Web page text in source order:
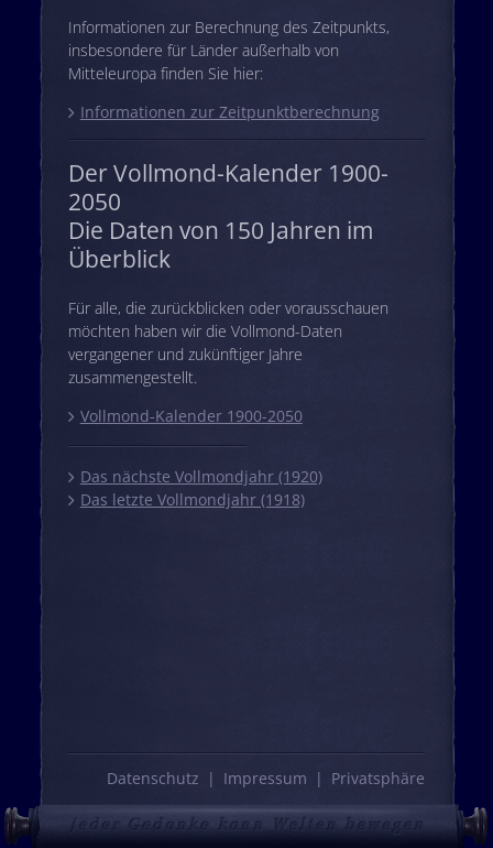
Informationen zur Berechnung des Zeitpunkts,
insbesondere für Länder außerhalb von
Mitteleuropa finden Sie hier:
Informationen zur Zeitpunktberechnung
Der Vollmond-Kalender 1900-
2050
Die Daten von 150 Jahren im
Überblick
Für alle, die zurückblicken oder vorausschauen
möchten haben wir die Vollmond-Daten
vergangener und zukünftiger Jahre
zusammengestellt.
Vollmond-Kalender 1900-2050
Das nächste Vollmondjahr (1920)
Das letzte Vollmondjahr (1918)
Datenschutz Impressum Privatsphäre